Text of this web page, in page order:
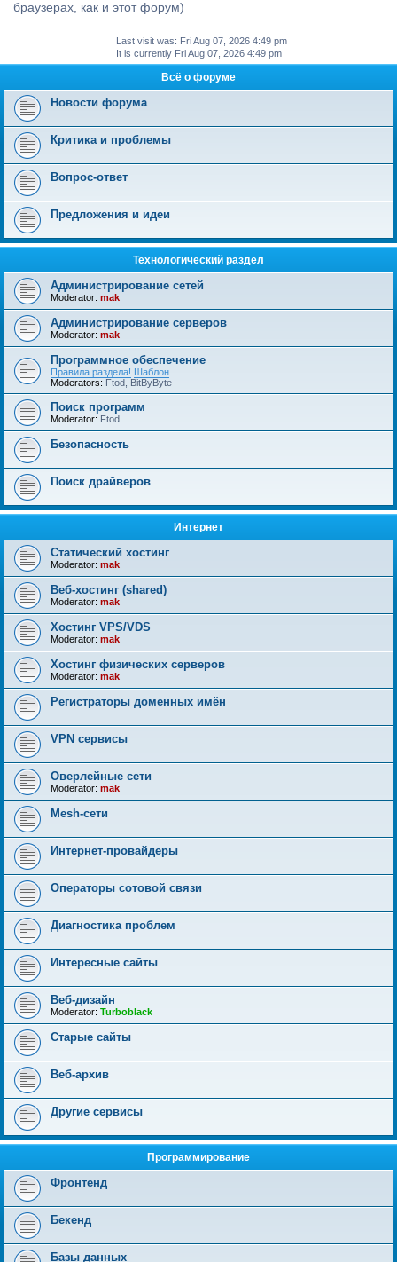
браузерах, как и этот форум)
Last visit was: Fri Aug 07, 2026 4:49 pm
It is currently Fri Aug 07, 2026 4:49 pm
Всё о форуме
Новости форума
Критика и проблемы
Вопрос-ответ
Предложения и идеи
Технологический раздел
Администрирование сетей
Moderator: mak
Администрирование серверов
Moderator: mak
Программное обеспечение
Правила раздела! Шаблон
Moderators: Ftod BitByByte
Поиск программ
Moderator: Ftod
Безопасность
Поиск драйверов
Интернет
Статический хостинг
Moderator: mak
Веб-хостинг (shared)
Moderator: mak
Хостинг VPS/VDS
Moderator: mak
Хостинг физических серверов
Moderator: mak
Регистраторы доменных имён
VPN сервисы
Оверлейные сети
Moderator: mak
Mesh-сети
Интернет-провайдеры
Операторы сотовой связи
Диагностика проблем
Интересные сайты
Веб-дизайн
Moderator: Turboblack
Старые сайты
Веб-архив
Другие сервисы
Программирование
Фронтенд
Бекенд
Базы данных